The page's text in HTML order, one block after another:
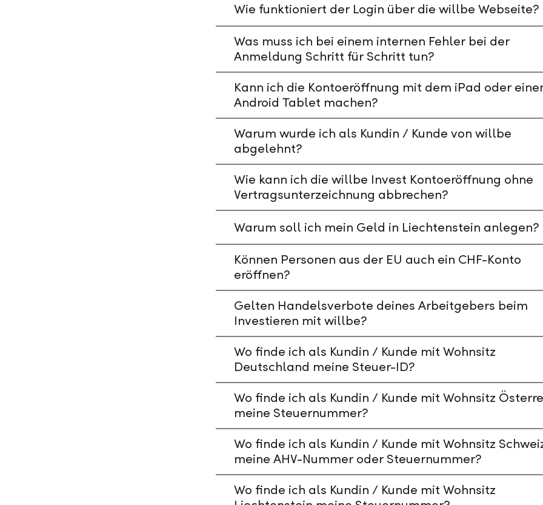
Wie funktioniert der Login über die willbe Webseite?
Was muss ich bei einem internen Fehler bei der
Anmeldung Schritt für Schritt tun?
Kann ich die Kontoeröffnung mit dem iPad oder
Android Tablet machen?
Warum wurde ich als Kundin / Kunde von willbe
abgelehnt?
Wie kann ich die willbe Invest Kontoeröffnung ohne
Vertragsunterzeichnung abbrechen?
Warum soll ich mein Geld in Liechtenstein anlegen?
Können Personen aus der EU auch ein CHF-Konto
eröffnen?
Gelten Handelsverbote deines Arbeitgebers beim
Investieren mit willbe?
Wo finde ich als Kundin / Kunde mit Wohnsitz
Deutschland meine Steuer-ID?
Wo finde ich als Kundin / Kunde mit Wohnsitz
meine Steuernummer?
Wo finde ich als Kundin / Kunde mit Wohnsitz
meine AHV-Nummer oder Steuernummer?
Wo finde ich als Kundin / Kunde mit Wohnsitz